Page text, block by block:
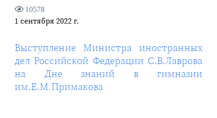
10578
1 сентября 2022 г.
Выступление Министра иностранных
дел Российской Федерации С.В.Лаврова
на Дне знаний в гимназии
им.Е.М.Примакова